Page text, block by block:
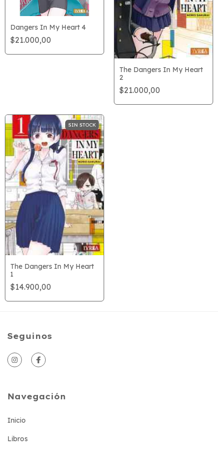
Dangers In My Heart 4
$21.000,00
The Dangers In My Heart
2
$21.000,00
SIN STOCK
The Dangers In My Heart
1
$14.900,00
Seguinos
Navegación
Inicio
Libros